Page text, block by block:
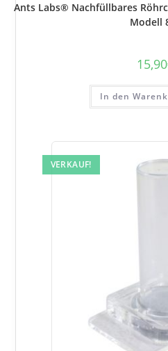
Ants Labs® Nachfüllbares
Modell
15,90
In den
VERKAUF!